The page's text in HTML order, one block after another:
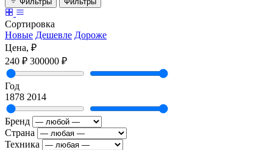
Сортировка
Новые Дешевле Дороже
Цена, ₽
240 ₽ 300000 ₽
Год
1878 2014
Бренд
Страна
Техника